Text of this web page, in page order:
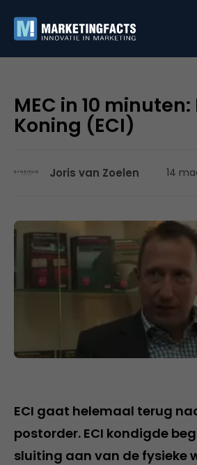
MEC in 10
Koning (ECI)
Joris van Zoelen 14
ECI gaat helemaal terug
postorder. ECI kondigde
sluiting aan van de fysieke